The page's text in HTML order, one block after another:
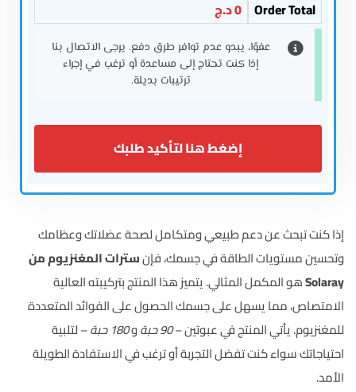
Order Total
0د.ج
عفوًا، يبدو عدم توافر طرق دفع. يرجى الاتصال بنا
إذا كنت تحتاج إلى مساعدة أو ترغب في إجراء
ترتيبات بديلة.
إضغط هنا لتأكيد طلبك
إذا كنت تبحث عن دعم طبيعي ومتكامل لصحة عضلاتك وعظامك
وتحسين مستويات الطاقة في جسمك، فإنسترات المغنزيوم من
Solarayهو المكمل المثالي. يتميز هذا المنتج بتركيبته العالية
الامتصاص، مما يسهل على جسمك الحصول على الفوائد المتعددة
للمغنزيوم. يأتي المنتج في عبوتين –90 حبة و180 حبة
– لتلبية
احتياجاتك سواء كنت تفضل التجربة أو ترغب في الاستفادة الطويلة
الأمد.